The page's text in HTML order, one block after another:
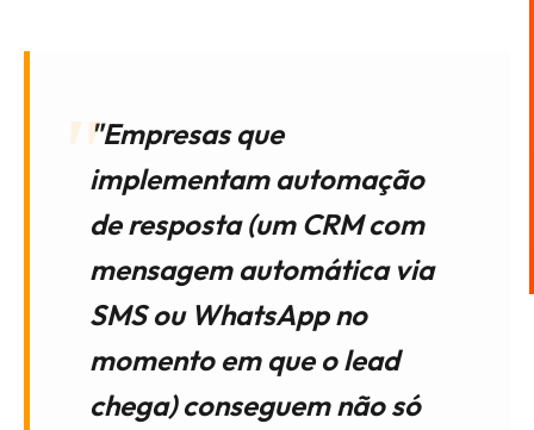
"Empresas que
implementam automação
de resposta (um CRM com
mensagem automática via
SMS ou WhatsApp no
momento em que o lead
chega) conseguem não só